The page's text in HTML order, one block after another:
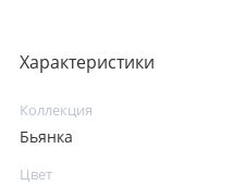
Характеристики
Коллекция
Бьянка
Цвет